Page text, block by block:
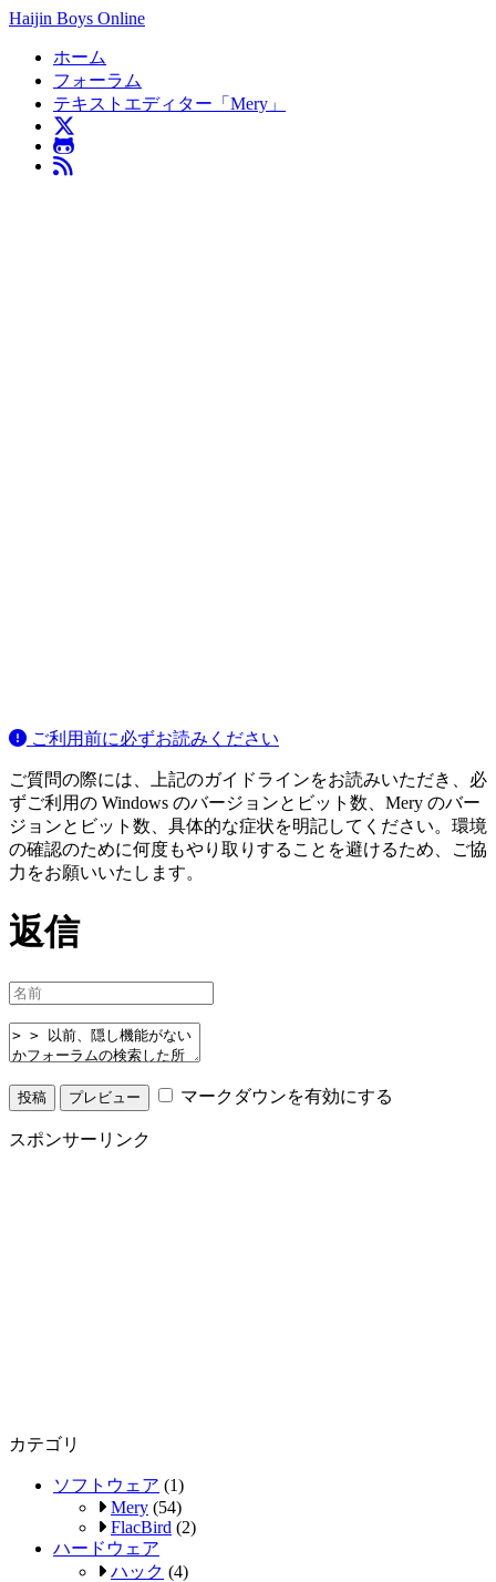
Haijin Boys Online
ホーム
フォーラム
テキストエディター「Mery」
ご利用前に必ずお読みください
ご質問の際には、上記のガイドラインをお読みいただき、必
ずご利用の Windows のバージョンとビット数、Mery のバー
ジョンとビット数、具体的な症状を明記してください。環境
の確認のために何度もやり取りすることを避けるため、ご協
力をお願いいたします。
返信
マークダウンを有効にする
スポンサーリンク
カテゴリ
ソフトウェア (1)
Mery (54)
FlacBird (2)
ハードウェア
ハック (4)